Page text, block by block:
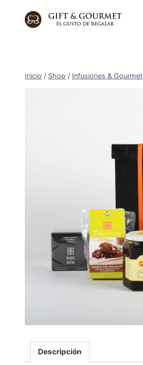
Inicio / Shop / Infusiones & Gourmet
Descripción